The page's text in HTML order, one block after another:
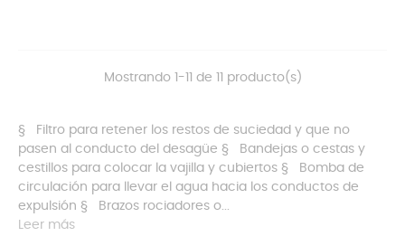
Mostrando 1-11 de 11 producto(s)
§ Filtro para retener los restos de suciedad y que no
pasen al conducto del desagüe § Bandejas o cestas y
cestillos para colocar la vajilla y cubiertos § Bomba de
circulación para llevar el agua hacia los conductos de
expulsión § Brazos rociadores o...
Leer más